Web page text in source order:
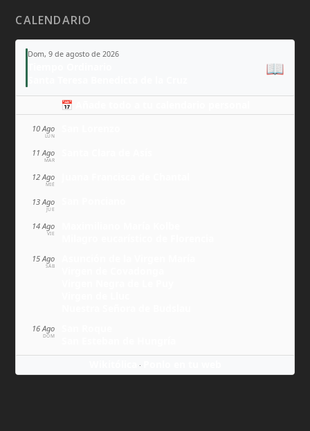
CALENDARIO
Dom, 9 de agosto de 2026
📖
📅 Añade todo a tu calendario personal
10 Ago
LUN
11 Ago
MAR
12 Ago
MIÉ
13 Ago
JUE
14 Ago
VIE
15 Ago
SÁB
16 Ago
DOM
·